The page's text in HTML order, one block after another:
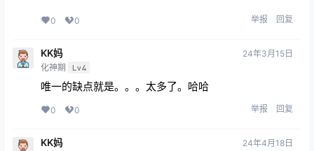
0 0 举报 回复
KK妈
化神期 Lv4
24年3月15日
唯一的缺点就是。。。太多了。哈哈
0 0 举报 回复
KK妈 24年4月18日